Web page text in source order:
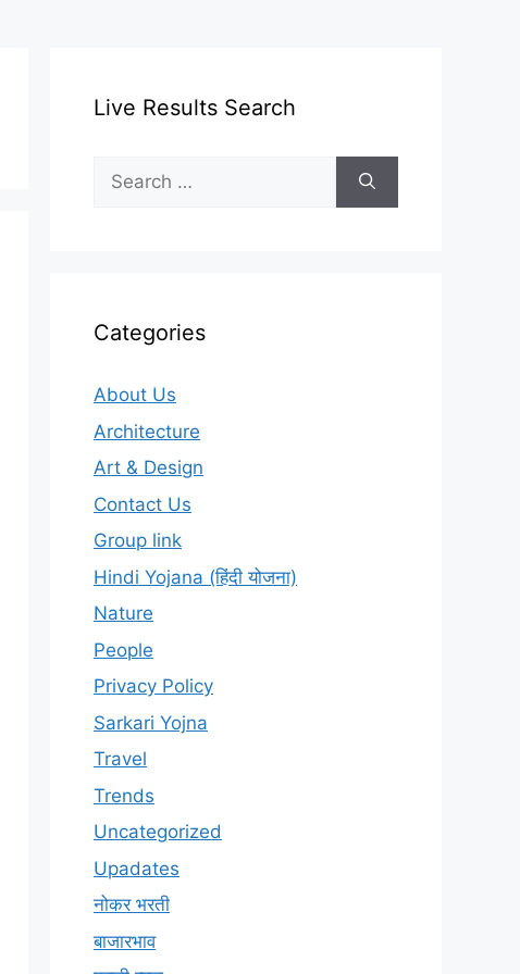
Live Results Search
Search
for:
Categories
About Us
Architecture
Art & Design
Contact Us
Group link
Hindi Yojana (हिंदी योजना)
Nature
People
Privacy Policy
Sarkari Yojna
Travel
Trends
Uncategorized
Upadates
नोकर भरती
बाजारभाव